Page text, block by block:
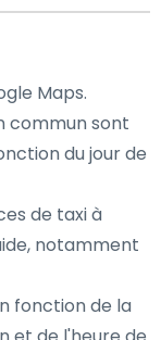
Maps.
commun sont
du jour de
de taxi à
notamment
fonction de la